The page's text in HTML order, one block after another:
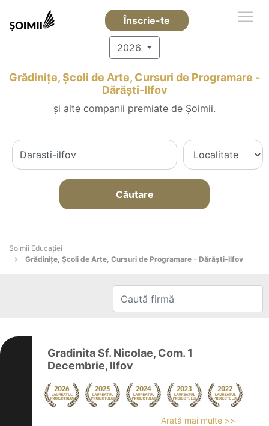
Înscrie-te
2026
Grădinițe, Școli de Arte, Cursuri de Programare -
Dărăşti-Ilfov
și alte companii premiate de Șoimii.
Căutare
Șoimii Educației
Grădinițe, Școli de Arte, Cursuri de Programare - Dărăşti-Ilfov
Gradinita Sf. Nicolae, Com. 1
Decembrie, Ilfov
Arată mai multe >>